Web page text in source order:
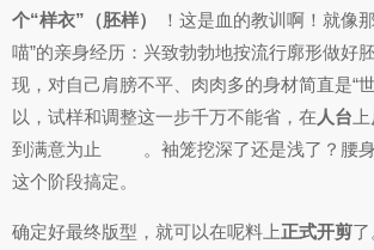
个“样衣”（胚样）
！这是血的教训啊！就像
喵”的亲身经历：兴致勃勃地按流行廓形做好
现，对自己肩膀不平、肉肉多的身材简直是“
以，试样和调整这一步千万不能省，在 人台
到满意为止
。袖笼挖深了还是浅了？腰
这个阶段搞定。
确定好最终版型，就可以在呢料上正式开剪